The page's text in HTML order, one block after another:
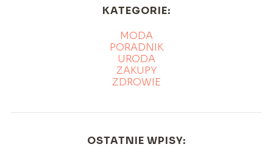
KATEGORIE:
MODA
PORADNIK
URODA
ZAKUPY
ZDROWIE
OSTATNIE WPISY: